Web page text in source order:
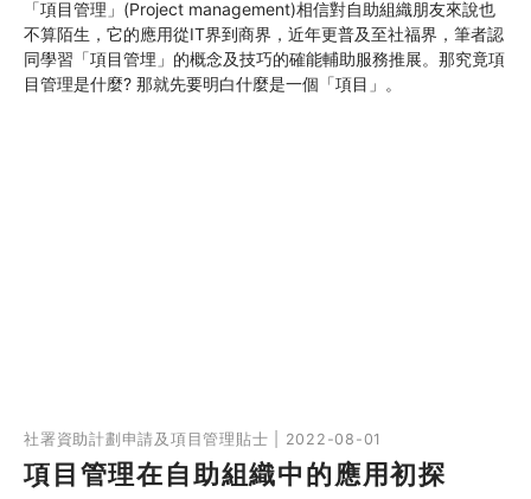
「項目管理」(Project management)相信對自助組織朋友來說也
不算陌生，它的應用從IT界到商界，近年更普及至社福界，筆者認
同學習「項目管埋」的概念及技巧的確能輔助服務推展。那究竟項
目管理是什麼? 那就先要明白什麼是一個「項目」。
社署資助計劃申請及項目管理貼士 | 2022-08-01
項目管理在自助組織中的應用初探